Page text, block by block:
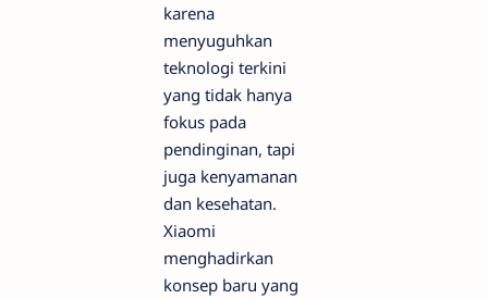
karena
menyuguhkan
teknologi terkini
yang tidak hanya
fokus pada
pendinginan, tapi
juga kenyamanan
dan kesehatan.
Xiaomi
menghadirkan
konsep baru yang